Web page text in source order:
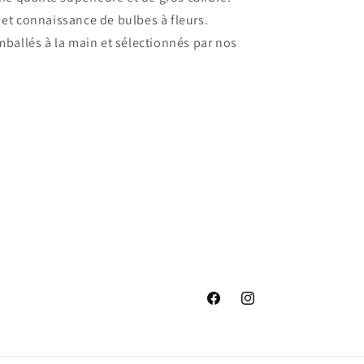
connaissance de bulbes à fleurs.
à la main et sélectionnés par nos
FacebookInstagram